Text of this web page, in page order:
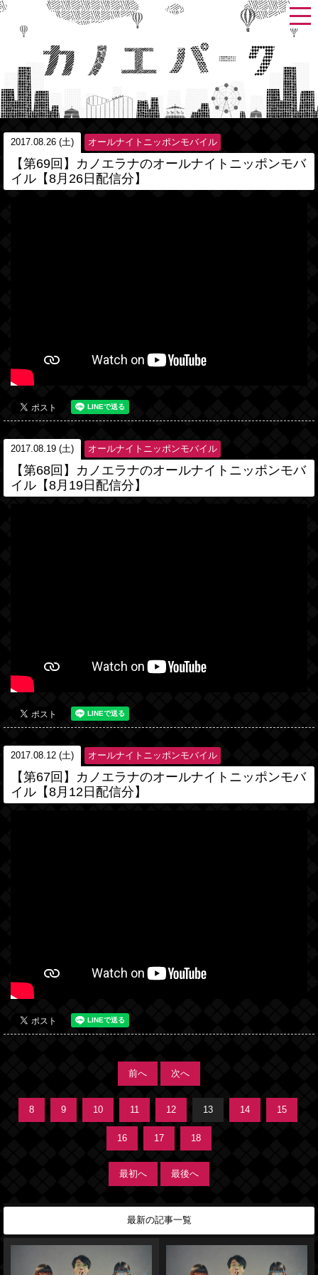
2017.08.26 (土) オールナイトニッポンモバイル
【第69回】カノエラナのオールナイトニッポンモバ
イル【8月26日配信分】
2017.08.19 (土) オールナイトニッポンモバイル
【第68回】カノエラナのオールナイトニッポンモバ
イル【8月19日配信分】
2017.08.12 (土) オールナイトニッポンモバイル
【第67回】カノエラナのオールナイトニッポンモバ
イル【8月12日配信分】
前へ 次へ
8 9 10 11 12 13 14 15
16 17 18
最初へ 最後へ
最新の記事一覧